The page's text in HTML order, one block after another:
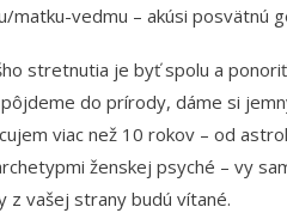
matku-vedmu – akúsi posvätnú
stretnutia je byť spolu a
do prírody, dáme si
viac než 10 rokov – od
ženskej psyché – vy
z vašej strany budú vítané.